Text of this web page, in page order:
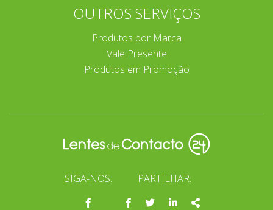
OUTROS SERVIÇOS
Produtos por Marca
Vale Presente
Produtos em Promoção
SIGA-NOS:
Página
PARTILHAR:
Facebook
TwitterLinkedinShare